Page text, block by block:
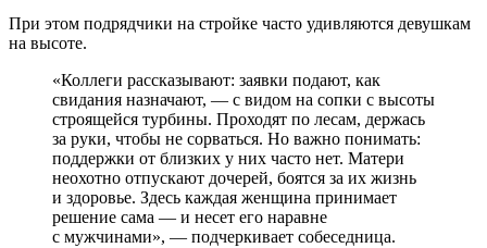
При этом подрядчики на стройке часто удивляются девушкам
на высоте.
«Коллеги рассказывают: заявки подают, как
свидания назначают, — с видом на сопки с высоты
строящейся турбины. Проходят по лесам, держась
за руки, чтобы не сорваться. Но важно понимать:
поддержки от близких у них часто нет. Матери
неохотно отпускают дочерей, боятся за их жизнь
и здоровье. Здесь каждая женщина принимает
решение сама — и несет его наравне
с мужчинами», — подчеркивает собеседница.